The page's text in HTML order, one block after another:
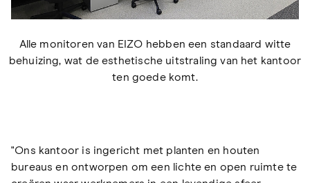
Alle monitoren van EIZO hebben een standaard witte
behuizing, wat de esthetische uitstraling van het kantoor
ten goede komt.
"Ons kantoor is ingericht met planten en houten
bureaus en ontworpen om een lichte en open ruimte te